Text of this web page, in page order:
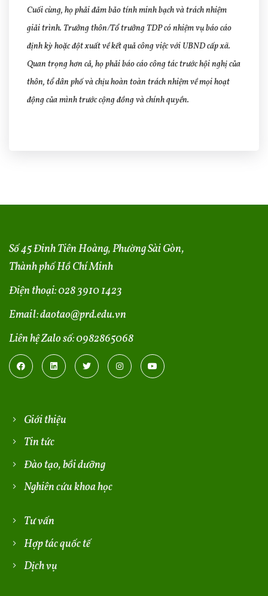
Cuối cùng, họ phải đảm bảo tính minh bạch và trách nhiệm
giải trình. Trưởng thôn/Tổ trưởng TDP có nhiệm vụ báo cáo
định kỳ hoặc đột xuất về kết quả công việc với UBND cấp xã.
Quan trọng hơn cả, họ phải báo cáo công tác trước hội nghị của
thôn, tổ dân phố và chịu hoàn toàn trách nhiệm về mọi hoạt
động của mình trước cộng đồng và chính quyền.
Số 45 Đinh Tiên Hoàng, Phường Sài Gòn,
Thành phố Hồ Chí Minh
Điện thoại:028 3910 1423
Email:daotao@prd.edu.vn
Liên hệ Zalo số:0982865068
Giới thiệu
Tin tức
Đào tạo, bồi dưỡng
Nghiên cứu khoa học
Tư vấn
Hợp tác quốc tế
Dịch vụ